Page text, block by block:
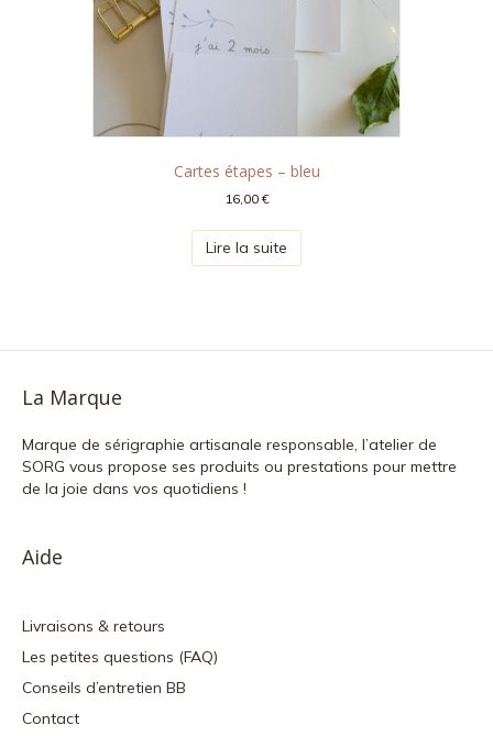
Cartes étapes – bleu
16,00€
Lire la suite
La Marque
Marque de sérigraphie artisanale responsable, l’atelier de
SORG vous propose ses produits ou prestations pour mettre
de la joie dans vos quotidiens !
Aide
Livraisons & retours
Les petites questions (FAQ)
Conseils d’entretien BB
Contact